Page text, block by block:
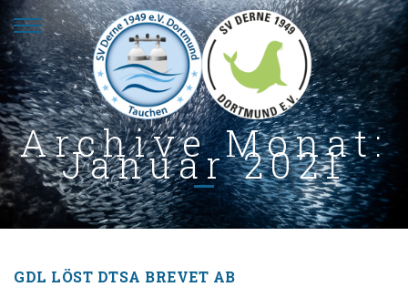
Archive Monat:
Januar 2021
GDL LÖST DTSA BREVET AB